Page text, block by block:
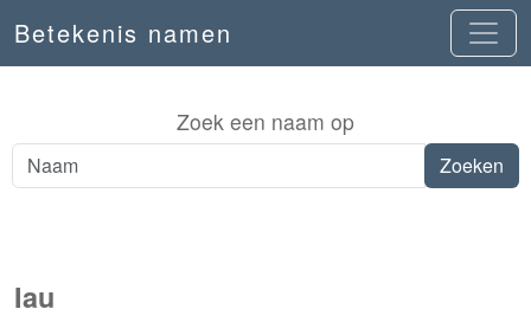
Betekenis namen
Zoek een naam op
Iau